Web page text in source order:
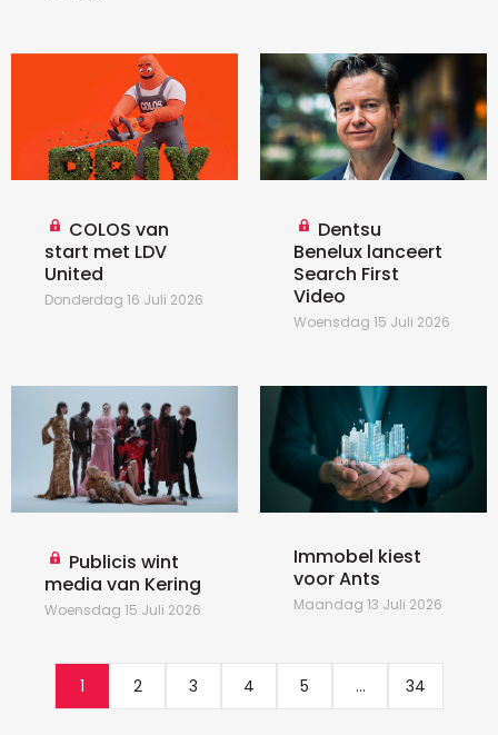
COLOS van
start met LDV
United
Donderdag 16 Juli 2026
Dentsu
Benelux lanceert
Search First
Video
Woensdag 15 Juli 2026
Publicis wint
media van Kering
Woensdag 15 Juli 2026
Immobel kiest
voor Ants
Maandag 13 Juli 2026
1 2 3 4 5 ... 34